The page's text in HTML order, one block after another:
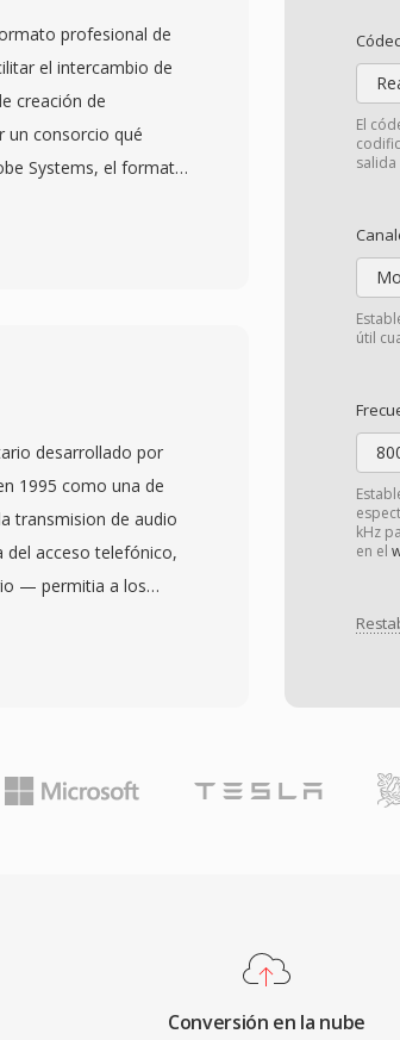
El
útil
kHz
en el
profesional de
el intercambio de
creación de
un consorcio qué
Systems, el formato
Workflow Association
se mueven entre
más simples
como
de empaquetar
externos con
pistas de
de tiempo,
entre diferentes
desarrollado por
1995 como una de
transmision de audio
del acceso telefónico,
— permitia a los
en lugar de
de 14.4 kbps,
10, basado en
de
apogeo, RealPlayer
PCs, y emisoras comoConversión en la nube